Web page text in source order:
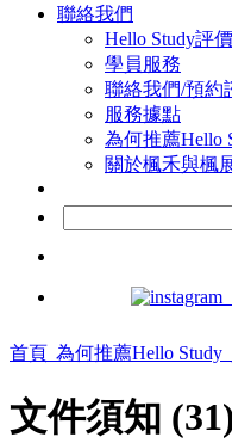
聯絡我們
Hello Study評
學員服務
聯絡我們/預約
服務據點
為何推薦Hello
關於楓禾與楓
首頁 為何推薦Hello Study
文件須知